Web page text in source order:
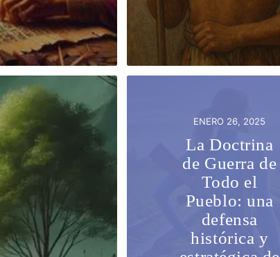
ENERO 26, 2025
La Doctrina
de Guerra de
Todo el
Pueblo: una
defensa
histórica y